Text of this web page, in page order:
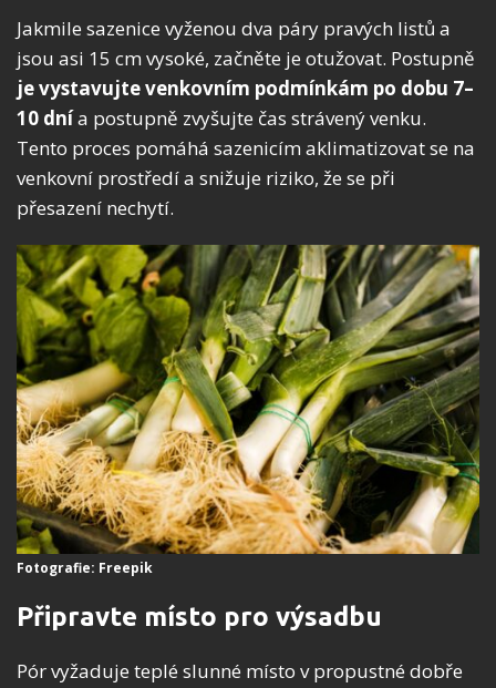
Jakmile sazenice vyženou dva páry pravých listů a
jsou asi 15 cm vysoké, začněte je otužovat. Postupně
je vystavujte venkovním podmínkám po dobu 7–
10 dnía postupně zvyšujte čas strávený venku.
Tento proces pomáhá sazenicím aklimatizovat se na
venkovní prostředí a snižuje riziko, že se při
přesazení nechytí.
Fotografie: Freepik
Připravte místo pro výsadbu
Pór vyžaduje teplé slunné místo v propustné dobře